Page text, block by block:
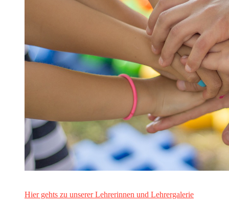
Hier gehts zu unserer Lehrerinnen und Lehrergalerie